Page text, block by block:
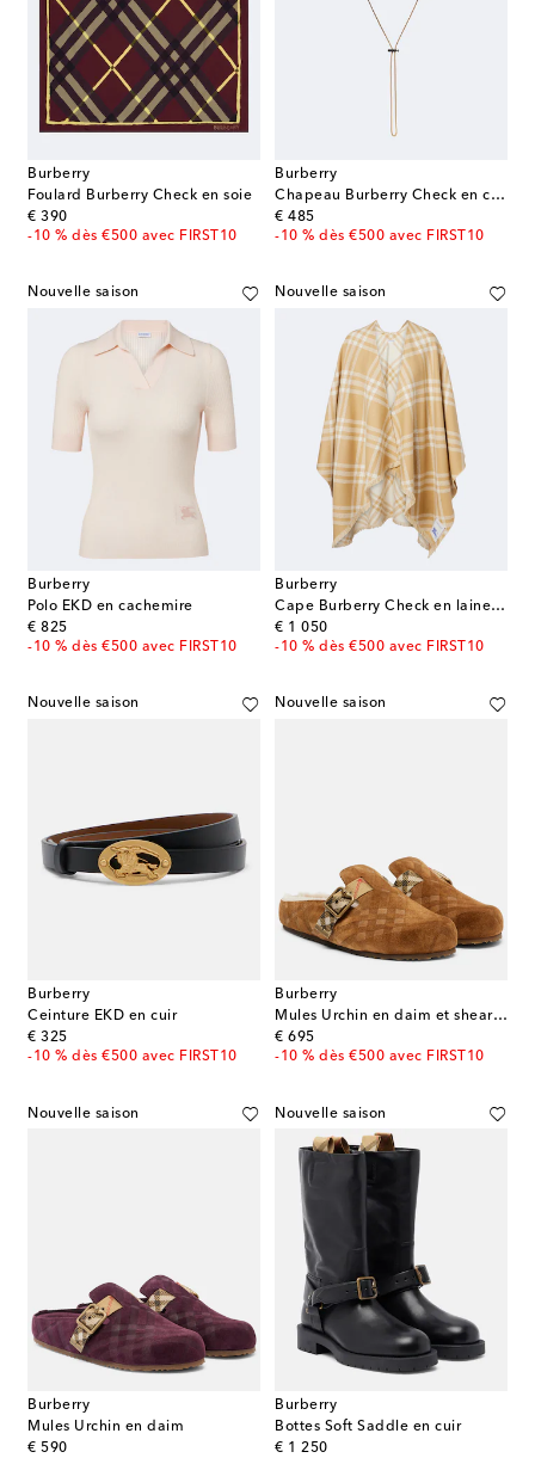
Burberry
Foulard Burberry Check en soie
€ 390
original price
-10 % dès €500 avec FIRST10
Burberry
Chapeau Burberry Check en coton
€ 485
original price
-10 % dès €500 avec FIRST10
Nouvelle saison
Burberry
Polo EKD en cachemire
€ 825
original price
-10 % dès €500 avec FIRST10
Nouvelle saison
Burberry
Cape Burberry Check en laine, soie et cachemire
€ 1 050
original price
-10 % dès €500 avec FIRST10
Nouvelle saison
Burberry
Ceinture EKD en cuir
€ 325
original price
-10 % dès €500 avec FIRST10
Nouvelle saison
Burberry
Mules Urchin en daim et shearling
€ 695
original price
-10 % dès €500 avec FIRST10
Nouvelle saison
Burberry
Mules Urchin en daim
€ 590
original price
Nouvelle saison
Burberry
Bottes Soft Saddle en cuir
€ 1 250
original price